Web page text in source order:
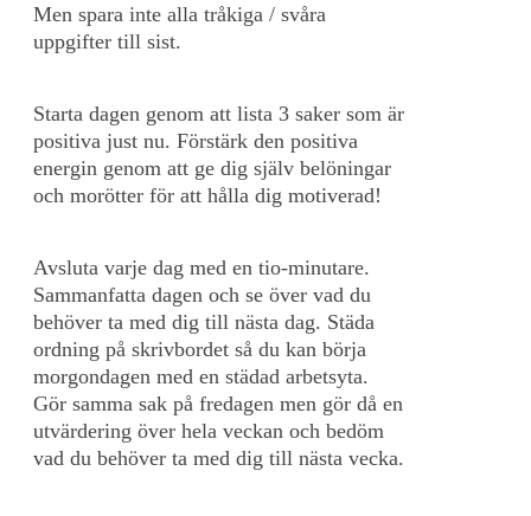
Men spara inte alla tråkiga / svåra
uppgifter till sist.
Starta dagen genom att lista 3 saker som är
positiva just nu. Förstärk den positiva
energin genom att ge dig själv belöningar
och morötter för att hålla dig motiverad!
Avsluta varje dag med en tio-minutare.
Sammanfatta dagen och se över vad du
behöver ta med dig till nästa dag. Städa
ordning på skrivbordet så du kan börja
morgondagen med en städad arbetsyta.
Gör samma sak på fredagen men gör då en
utvärdering över hela veckan och bedöm
vad du behöver ta med dig till nästa vecka.